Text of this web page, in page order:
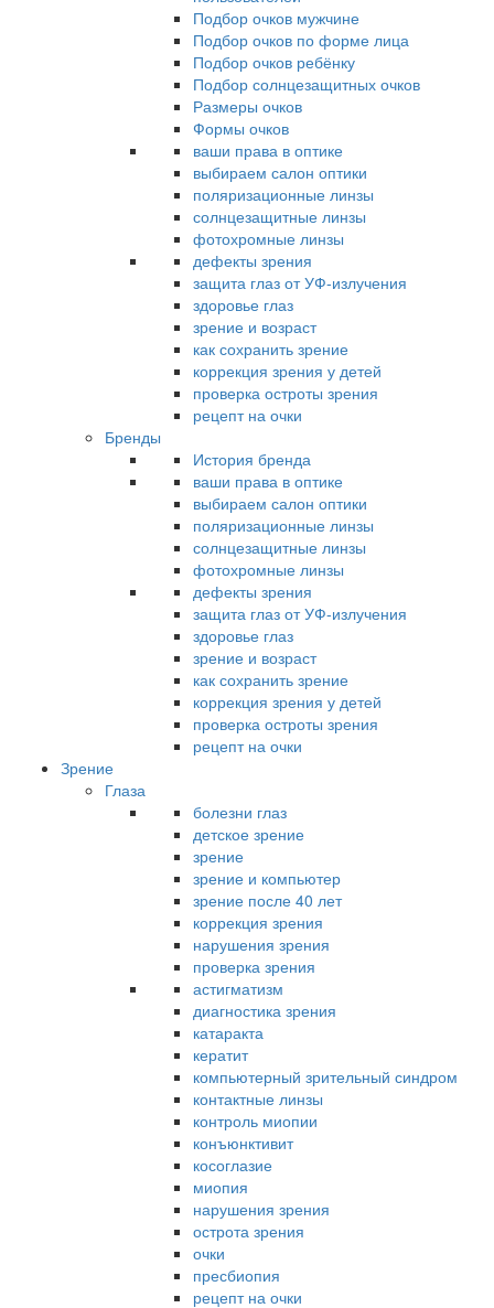
Подбор очков мужчине
Подбор очков по форме лица
Подбор очков ребёнку
Подбор солнцезащитных очков
Размеры очков
Формы очков
ваши права в оптике
выбираем салон оптики
поляризационные линзы
солнцезащитные линзы
фотохромные линзы
дефекты зрения
защита глаз от УФ-излучения
здоровье глаз
зрение и возраст
как сохранить зрение
коррекция зрения у детей
проверка остроты зрения
рецепт на очки
Бренды
История бренда
ваши права в оптике
выбираем салон оптики
поляризационные линзы
солнцезащитные линзы
фотохромные линзы
дефекты зрения
защита глаз от УФ-излучения
здоровье глаз
зрение и возраст
как сохранить зрение
коррекция зрения у детей
проверка остроты зрения
рецепт на очки
Зрение
Глаза
болезни глаз
детское зрение
зрение
зрение и компьютер
зрение после 40 лет
коррекция зрения
нарушения зрения
проверка зрения
астигматизм
диагностика зрения
катаракта
кератит
компьютерный зрительный синдром
контактные линзы
контроль миопии
конъюнктивит
косоглазие
миопия
нарушения зрения
острота зрения
очки
пресбиопия
рецепт на очки